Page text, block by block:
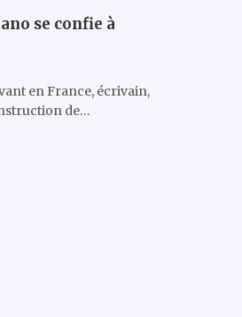
se confie à
en France, écrivain,
de…